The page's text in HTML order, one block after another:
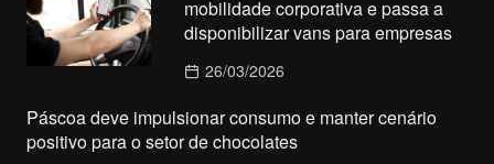
mobilidade corporativa e passa a
disponibilizar vans para empresas
26/03/2026
Páscoa deve impulsionar consumo e manter cenário
positivo para o setor de chocolates